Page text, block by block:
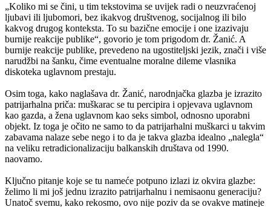
„Koliko mi se čini, u tim tekstovima se uvijek radi o neuzvraćenoj
ljubavi ili ljubomori, bez ikakvog društvenog, socijalnog ili bilo
kakvog drugog konteksta. To su bazične emocije i one izazivaju
burnije reakcije publike“, govorio je tom prigodom dr. Žanić. A
burnije reakcije publike, prevedeno na ugostiteljski jezik, znači i više
narudžbi na šanku, čime eventualne moralne dileme vlasnika
diskoteka uglavnom prestaju.
Osim toga, kako naglašava dr. Žanić, narodnjačka glazba je izrazito
patrijarhalna priča: muškarac se tu percipira i opjevava uglavnom
kao gazda, a žena uglavnom kao seks simbol, odnosno uporabni
objekt. Iz toga je očito ne samo to da patrijarhalni muškarci u takvim
zabavama nalaze sebe nego i to da je takva glazba idealno „nalegla“
na veliku retradicionalizaciju balkanskih društava od 1990.
naovamo.
Ključno pitanje koje se tu nameće potpuno izlazi iz okvira glazbe:
želimo li mi još jednu izrazito patrijarhalnu i nemisaonu generaciju?
Unatoč svemu, kako rekosmo, ovo nije poziv da se ovakve matineje